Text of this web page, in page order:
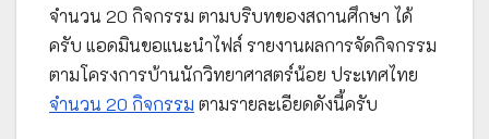
จำนวน 20 กิจกรรม ตามบริบทของสถานศึกษา ได้
ครับ แอดมินขอแนะนำไฟล์ รายงานผลการจัดกิจกรรม
ตามโครงการบ้านนักวิทยาศาสตร์น้อย ประเทศไทย
จำนวน 20 กิจกรรม ตามรายละเอียดดังนี้ครับ